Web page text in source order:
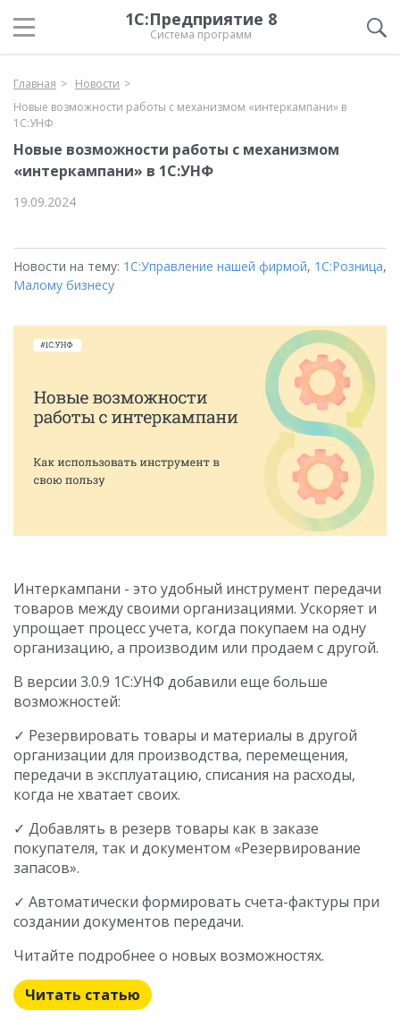
1С:Предприятие 8
Система программ
Главная
Новости
Новые возможности работы с механизмом «интеркампани» в
1С:УНФ
Новые возможности работы с механизмом
«интеркампани» в 1С:УНФ
19.09.2024
Новости на тему: 1С:Управление нашей фирмой, 1С:Розница,
Малому бизнесу
Интеркампани - это удобный инструмент передачи
товаров между своими организациями. Ускоряет и
упрощает процесс учета, когда покупаем на одну
организацию, а производим или продаем с другой.
В версии 3.0.9 1С:УНФ добавили еще больше
возможностей:
✓ Резервировать товары и материалы в другой
организации для производства, перемещения,
передачи в эксплуатацию, списания на расходы,
когда не хватает своих.
✓ Добавлять в резерв товары как в заказе
покупателя, так и документом «Резервирование
запасов».
✓ Автоматически формировать счета-фактуры при
создании документов передачи.
Читайте подробнее о новых возможностях.
Читать статью